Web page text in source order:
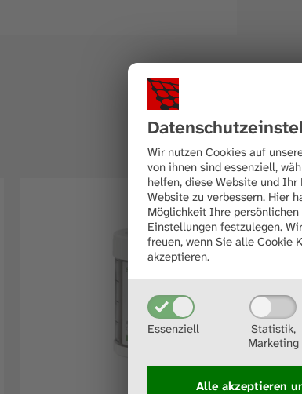
Wir nutzen Cookies auf
von ihnen sind essenziell,
helfen, diese Website und Ihr
Website zu verbessern. Hier
Möglichkeit Ihre persönlichen
Einstellungen festzulegen.
freuen, wenn Sie alle Cookie
akzeptieren.
Essenziell
Statistik,
Marketing
Alle akzeptieren